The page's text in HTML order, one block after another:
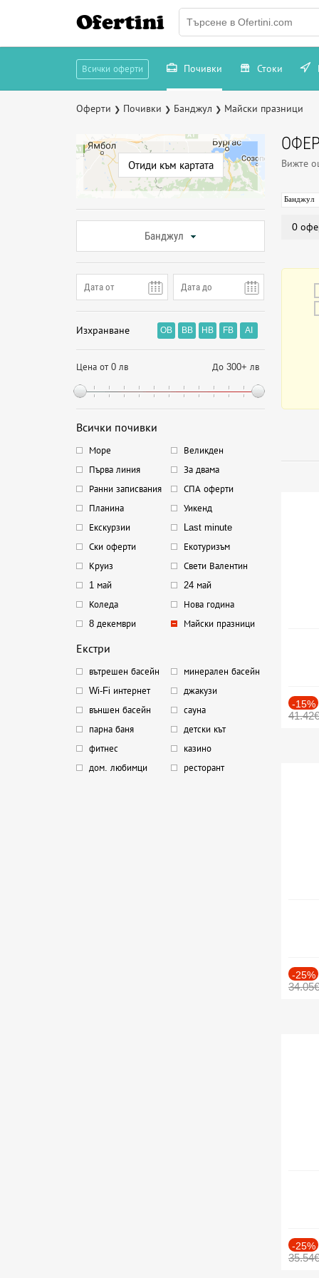
Ofertini
Всички оферти Почивки Стоки
Оферти ❯ Почивки ❯ Банджул ❯ Майски празници
Отиди към картата
Банджул
Изхранване OB BB HB FB AI
Цена от 0 лв До 300+ лв
Всички почивки
Море
Великден
Първа линия
За двама
Ранни записвания
СПА оферти
Планина
Уикенд
Екскурзии
Last minute
Ски оферти
Екотуризъм
Круиз
Свети Валентин
1 май
24 май
Коледа
Нова година
8 декември
Майски празници
Екстри
вътрешен басейн
минерален басейн
Wi-Fi интернет
джакузи
външен басейн
сауна
парна баня
детски кът
фитнес
казино
дом. любимци
ресторант
Вижте
Банджул
0
-15%
41.42€
-25%
34.05€
-25%
35.54€